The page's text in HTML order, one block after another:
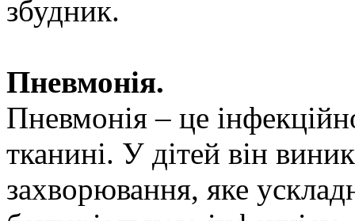
збудник.
Пневмонія.
Пневмонія – це
тканині. У дітей він
захворювання, яке